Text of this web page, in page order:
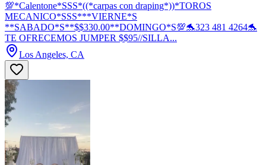
💯*Calentone*SSS*((*carpas con draping*))*TOROS
MECANICO*SSS***VIERNE*S
**SABADO*S**$$330.00**DOMINGO*S💯🐬323 481 4264🐬
TE OFRECEMOS JUMPER $$95//SILLA...
Los Angeles, CA